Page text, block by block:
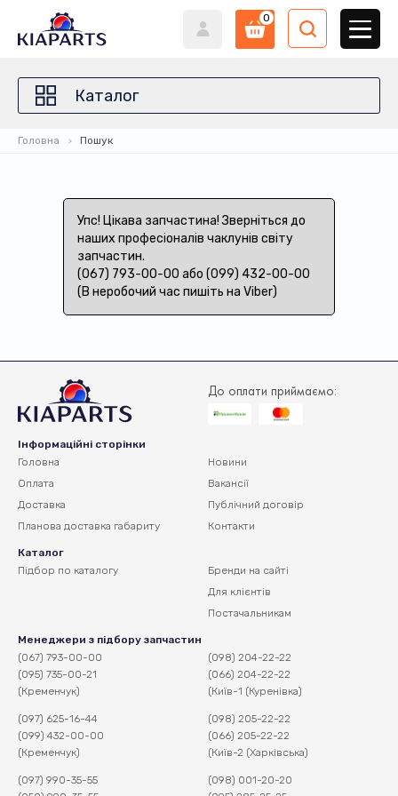
0
Каталог
Головна Пошук
Упс! Цікава запчастина! Зверніться до
наших професіоналів чаклунів світу
запчастин.
(067) 793-00-00 або (099) 432-00-00
(В неробочий час пишіть на Viber)
До оплати приймаємо:
Інформаційні сторінки
Головна
Оплата
Доставка
Планова доставка габариту
Новини
Вакансії
Публічний договір
Контакти
Каталог
Підбор по каталогу
Бренди на сайті
Для клієнтів
Постачальникам
Менеджери з підбору запчастин
(067) 793-00-00
(095) 735-00-21
(Кременчук)
(097) 625-16-44
(099) 432-00-00
(Кременчук)
(097) 990-35-55
(098) 204-22-22
(066) 204-22-22
(Київ-1 (Куренівка)
(098) 205-22-22
(066) 205-22-22
(Київ-2 (Харківська)
(098) 001-20-20